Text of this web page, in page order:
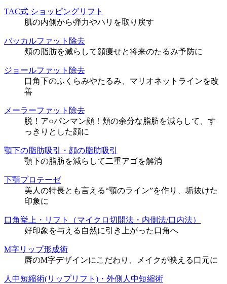
TAC式 ショッピングリフト
肌の内側から弾力やハリを取り戻す
バッカルファット除去
頬の脂肪を減らして顔痩せと将来のたるみ予防に
ジョールファット除去
口角下のふくらみやたるみ、マリオネットラインを改
善
メーラーファット除去
脱！ア○パンマン顔！頬の余分な脂肪を減らして、す
っきりとした顔に
顎下の脂肪吸引・顔の脂肪吸引
顎下の脂肪を減らして二重アゴを解消
下顎プロテーゼ
美人の特長とも言える“顎のライン”を作り、垢抜けた
印象に
口角挙上・リフト（マイクロ切開法・内側法/口内法）
好印象を与える自然に引き上がった口角へ
M字リップ形成術
唇のM字デザインにこだわり、メイクが映える口元に
人中短縮術(リップリフト)・外側人中短縮術